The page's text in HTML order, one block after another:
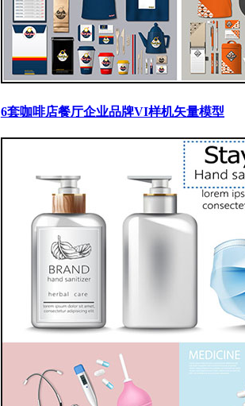
6套咖啡店餐厅企业品牌VI样机矢量模型